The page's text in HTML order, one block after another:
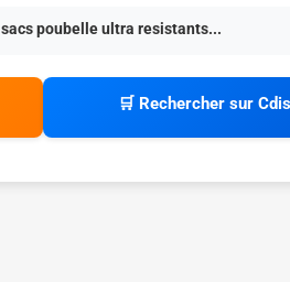
sacs poubelle ultra resistants...
🛒 Rechercher sur